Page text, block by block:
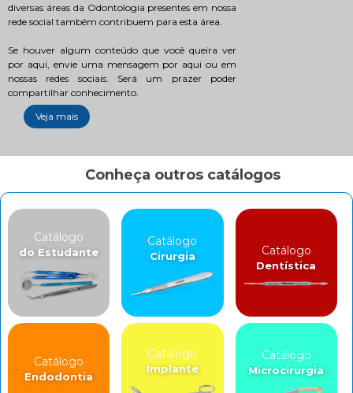
diversas áreas da Odontologia presentes em nossa
rede social também contribuem para esta área.
Se houver algum conteúdo que você queira ver
por aqui, envie uma mensagem por aqui ou em
nossas redes sociais. Será um prazer poder
compartilhar conhecimento.
Veja mais
Conheça outros catálogos
Catálogo
do Estudante
Catálogo
Cirurgia Catálogo
Dentística
Catálogo
Endodontia
Catálogo
Implante
Catálogo
Microcirurgia